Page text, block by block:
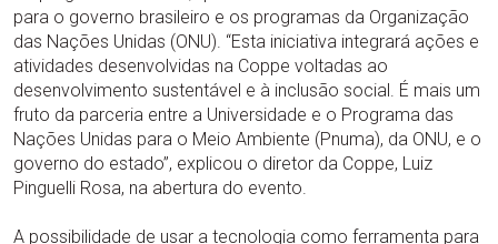
para o governo brasileiro e os programas da Organização
das Nações Unidas (ONU). “Esta iniciativa integrará ações e
atividades desenvolvidas na Coppe voltadas ao
desenvolvimento sustentável e à inclusão social. É mais um
fruto da parceria entre a Universidade e o Programa das
Nações Unidas para o Meio Ambiente (Pnuma), da ONU, e o
governo do estado”, explicou o diretor da Coppe, Luiz
Pinguelli Rosa, na abertura do evento.
A possibilidade de usar a tecnologia como ferramenta para